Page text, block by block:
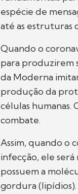
espécie de
até as estruturas
Quando o
para produzirem
da Moderna
produção da
células humanas.
combate.
Assim, quando o
infecção, ele
possuem a
gordura (lipídios).